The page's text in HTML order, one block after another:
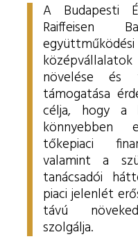
A Budapesti
Raiffeisen
növelése és
támogatása
célja, hogy a
könnyebben
tőkepiaci
valamint a
tanácsadói
piaci jelenlét
távú
szolgálja.